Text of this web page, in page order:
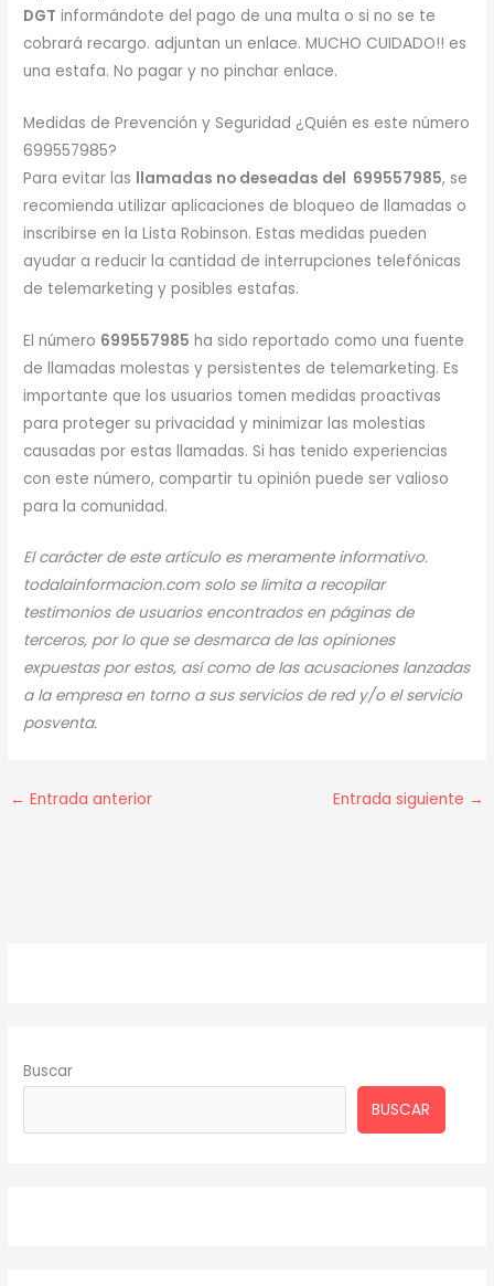
DGT informándote del pago de una multa o si no se te
cobrará recargo. adjuntan un enlace. MUCHO CUIDADO!! es
una estafa. No pagar y no pinchar enlace.
Medidas de Prevención y Seguridad ¿Quién es este número
699557985?
Para evitar las llamadas no deseadas del 699557985, se
recomienda utilizar aplicaciones de bloqueo de llamadas o
inscribirse en la Lista Robinson. Estas medidas pueden
ayudar a reducir la cantidad de interrupciones telefónicas
de telemarketing y posibles estafas.
El número 699557985 ha sido reportado como una fuente
de llamadas molestas y persistentes de telemarketing. Es
importante que los usuarios tomen medidas proactivas
para proteger su privacidad y minimizar las molestias
causadas por estas llamadas. Si has tenido experiencias
con este número, compartir tu opinión puede ser valioso
para la comunidad.
El carácter de este artículo es meramente informativo.
todalainformacion.com solo se limita a recopilar
testimonios de usuarios encontrados en páginas de
terceros, por lo que se desmarca de las opiniones
expuestas por estos, así como de las acusaciones lanzadas
a la empresa en torno a sus servicios de red y/o el servicio
posventa.
← Entrada anterior Entrada siguiente →
Buscar
BUSCAR